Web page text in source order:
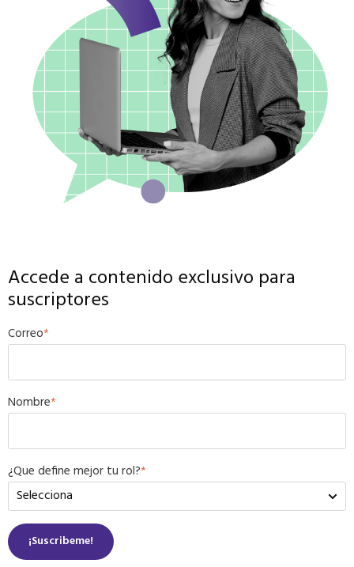
Accede a contenido exclusivo para
suscriptores
Correo*
Nombre*
¿Que define mejor tu rol?*